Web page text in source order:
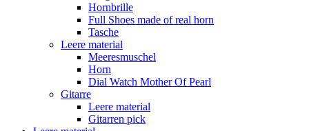
Hornbrille
Full Shoes made of real horn
Tasche
Leere material
Meeresmuschel
Horn
Dial Watch Mother Of Pearl
Gitarre
Leere material
Gitarren pick